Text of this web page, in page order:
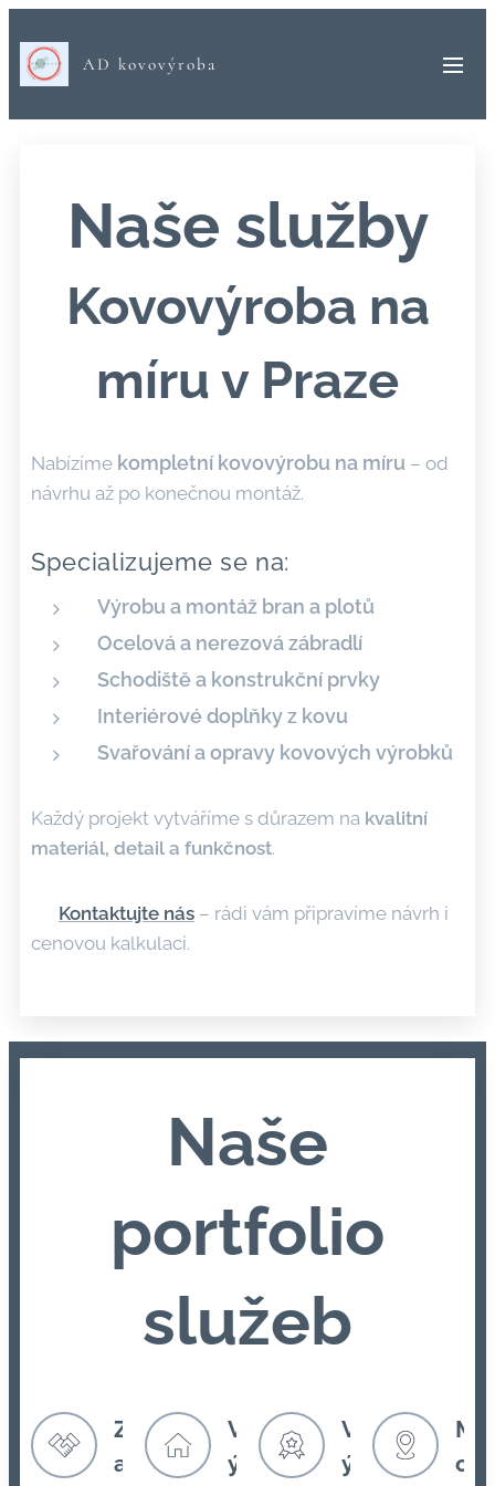
AD kovovýroba
Naše služby
Kovovýroba na
míru v Praze
Nabízíme kompletní kovovýrobu na míru – od
návrhu až po konečnou montáž.
Specializujeme se na:
Výrobu a montáž bran a plotů
Ocelová a nerezová zábradlí
Schodiště a konstrukční prvky
Interiérové doplňky z kovu
Svařování a opravy kovových výrobků
Každý projekt vytváříme s důrazem na kvalitní
materiál, detail a funkčnost.
Kontaktujte nás – rádi vám připravíme návrh i
cenovou kalkulaci.
Naše
portfolio
služeb
Z
a
V
ý
V
ý
M
o